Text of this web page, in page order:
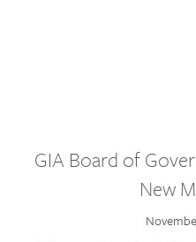
GIA Board of
New